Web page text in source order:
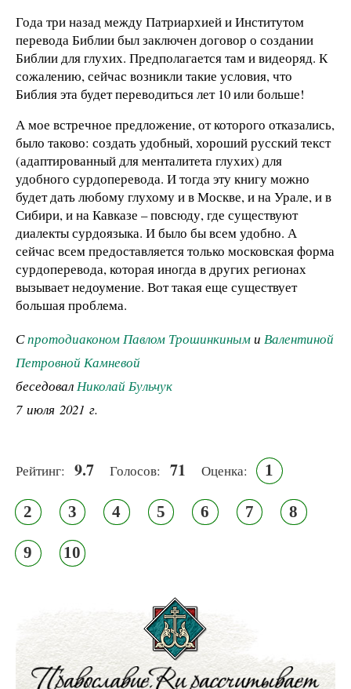
Года три назад между Патриархией и Институтом
перевода Библии был заключен договор о создании
Библии для глухих. Предполагается там и видеоряд. К
сожалению, сейчас возникли такие условия, что
Библия эта будет переводиться лет 10 или больше!
А мое встречное предложение, от которого отказались,
было таково: создать удобный, хороший русский текст
(адаптированный для менталитета глухих) для
удобного сурдоперевода. И тогда эту книгу можно
будет дать любому глухому и в Москве, и на Урале, и в
Сибири, и на Кавказе – повсюду, где существуют
диалекты сурдоязыка. И было бы всем удобно. А
сейчас всем предоставляется только московская форма
сурдоперевода, которая иногда в других регионах
вызывает недоумение. Вот такая еще существует
большая проблема.
Спротодиаконом Павлом Трошинкиными Валентиной
Петровной Камневой
беседовалНиколай Бульчук
7 июля 2021 г.
Рейтинг: 9.7 Голосов: 71 Оценка: 1
2 3 4 5 6 7 8
9 10